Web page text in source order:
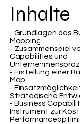
Inhalte
- Grundlagen des
Mapping
- Zusammenspiel
Capabilities und
- Erstellung einer
Map
-
Strategische
- Business
Instrument zur